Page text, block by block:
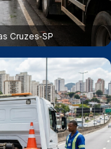
Cruzes‑SP